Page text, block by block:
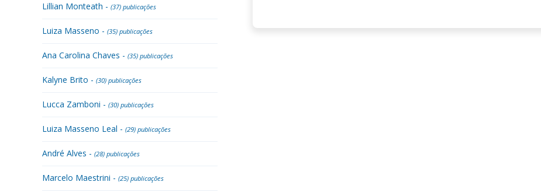
Lillian Monteath - (37) publicações
Luiza Masseno - (35) publicações
Ana Carolina Chaves - (35) publicações
Kalyne Brito - (30) publicações
Lucca Zamboni - (30) publicações
Luiza Masseno Leal - (29) publicações
André Alves - (28) publicações
Marcelo Maestrini - (25) publicações